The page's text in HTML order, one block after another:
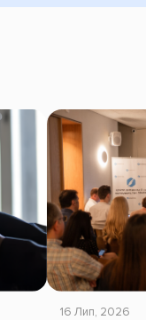
16 Лип, 2026